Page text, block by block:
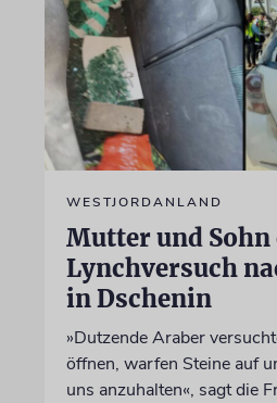
WESTJORDANLAND
Mutter und Sohn
Lynchversuch
in Dschenin
»Dutzende Araber
öffnen, warfen Steine auf
uns anzuhalten«, sagt die